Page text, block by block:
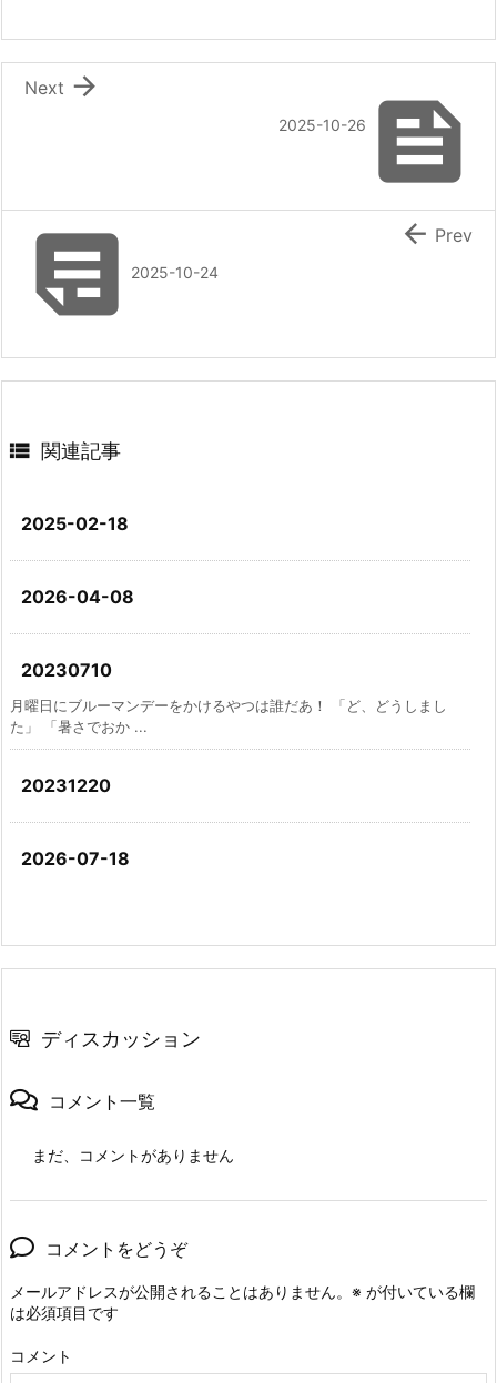

2025-10-26

Next
2025-10-24
 Prev
 関連記事
2025-02-18
2026-04-08
20230710
月曜日にブルーマンデーをかけるやつは誰だあ！ 「ど、どうしまし
た」 「暑さでおか ...
20231220
2026-07-18
ディスカッション
コメント一覧
まだ、コメントがありません
コメントをどうぞ
メールアドレスが公開されることはありません。 ※ が付いている欄
は必須項目です
コメント